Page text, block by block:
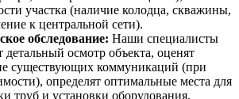
участка (наличие колодца, скважины,
к центральной сети).
обследование: Наши специалисты
детальный осмотр объекта, оценят
существующих коммуникаций (при
определят оптимальные места для
труб и установки оборудования.